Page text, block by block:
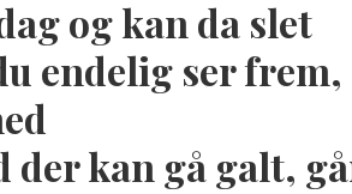
og kan da slet
endelig ser frem,
der kan gå galt,